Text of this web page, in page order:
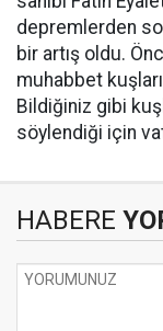
depremlerden
bir artış oldu.
muhabbet
Bildiğiniz gibi
söylendiği için
HABERE